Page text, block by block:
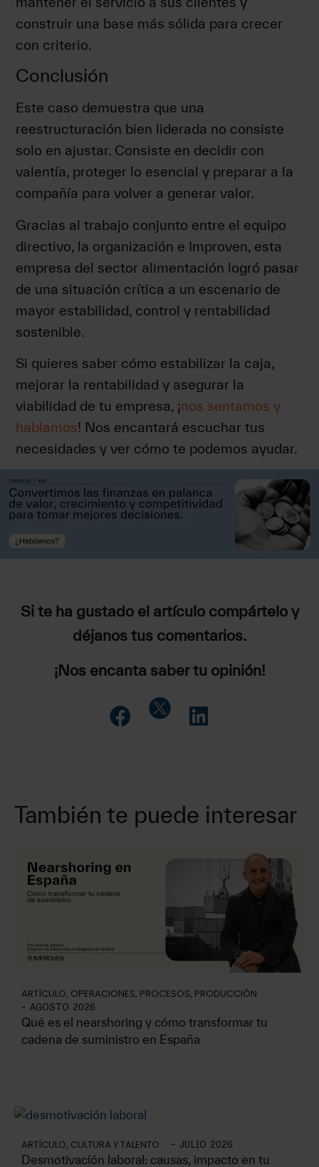
construir una base más sólida para crecer
con criterio.
Conclusión
Este caso demuestra que una
reestructuración bien liderada no consiste
solo en ajustar. Consiste en decidir con
valentía, proteger lo esencial y preparar a la
compañía para volver a generar valor.
Gracias al trabajo conjunto entre el equipo
directivo, la organización e Improven, esta
empresa del sector alimentación logró pasar
de una situación crítica a un escenario de
mayor estabilidad, control y rentabilidad
sostenible.
Si quieres saber cómo estabilizar la caja,
mejorar la rentabilidad y asegurar la
viabilidad de tu empresa, ¡nos sentamos y
hablamos! Nos encantará escuchar tus
necesidades y ver cómo te podemos ayudar.
Si te ha gustado el artículo compártelo y
déjanos tus comentarios.
¡Nos encanta saber tu opinión!
También te puede interesar
ARTÍCULO, OPERACIONES, PROCESOS, PRODUCCIÓN
- AGOSTO 2026
Qué es el nearshoring y cómo transformar tu
cadena de suministro en España
ARTÍCULO, CULTURA Y TALENTO - JULIO 2026
Desmotivación laboral: causas, impacto en tu